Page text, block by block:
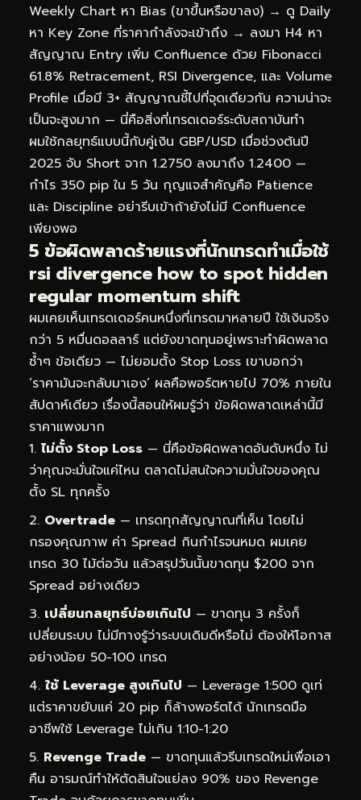
Weekly Chart หา Bias (ขาขึ้นหรือขาลง) → ดู Daily
หา Key Zone ที่ราคากำลังจะเข้าถึง → ลงมา H4 หา
สัญญาณ Entry เพิ่ม Confluence ด้วย Fibonacci
61.8% Retracement, RSI Divergence, และ Volume
Profile เมื่อมี 3+ สัญญาณชี้ไปที่จุดเดียวกัน ความน่าจะ
เป็นจะสูงมาก — นี่คือสิ่งที่เทรดเดอร์ระดับสถาบันทำ
ผมใช้กลยุทธ์แบบนี้กับคู่เงิน GBP/USD เมื่อช่วงต้นปี
2025 จับ Short จาก 1.2750 ลงมาถึง 1.2400 —
กำไร 350 pip ใน 5 วัน กุญแจสำคัญคือ Patience
และ Discipline อย่ารีบเข้าถ้ายังไม่มี Confluence
เพียงพอ
5 ข้อผิดพลาดร้ายแรงที่นักเทรดทำเมื่อใช้
rsi divergence how to spot hidden
regular momentum shift
ผมเคยเห็นเทรดเดอร์คนหนึ่งที่เทรดมาหลายปี ใช้เงินจริง
กว่า 5 หมื่นดอลลาร์ แต่ยังขาดทุนอยู่เพราะทำผิดพลาด
ซ้ำๆ ข้อเดียว — ไม่ยอมตั้ง Stop Loss เขาบอกว่า
‘ราคามันจะกลับมาเอง’ ผลคือพอร์ตหายไป 70% ภายใน
สัปดาห์เดียว เรื่องนี้สอนให้ผมรู้ว่า ข้อผิดพลาดเหล่านี้มี
ราคาแพงมาก
ไม่ตั้ง Stop Loss — นี่คือข้อผิดพลาดอันดับหนึ่ง ไม่
ว่าคุณจะมั่นใจแค่ไหน ตลาดไม่สนใจความมั่นใจของคุณ
ตั้ง SL ทุกครั้ง
Overtrade — เทรดทุกสัญญาณที่เห็น โดยไม่
กรองคุณภาพ ค่า Spread กินกำไรจนหมด ผมเคย
เทรด 30 ไม้ต่อวัน แล้วสรุปวันนั้นขาดทุน $200 จาก
Spread อย่างเดียว
เปลี่ยนกลยุทธ์บ่อยเกินไป — ขาดทุน 3 ครั้งก็
เปลี่ยนระบบ ไม่มีทางรู้ว่าระบบเดิมดีหรือไม่ ต้องให้โอกาส
อย่างน้อย 50-100 เทรด
ใช้ Leverage สูงเกินไป — Leverage 1:500 ดูเท่
แต่ราคาขยับแค่ 20 pip ก็ล้างพอร์ตได้ นักเทรดมือ
อาชีพใช้ Leverage ไม่เกิน 1:10-1:20
Revenge Trade — ขาดทุนแล้วรีบเทรดใหม่เพื่อเอา
คืน อารมณ์ทำให้ตัดสินใจแย่ลง 90% ของ Revenge